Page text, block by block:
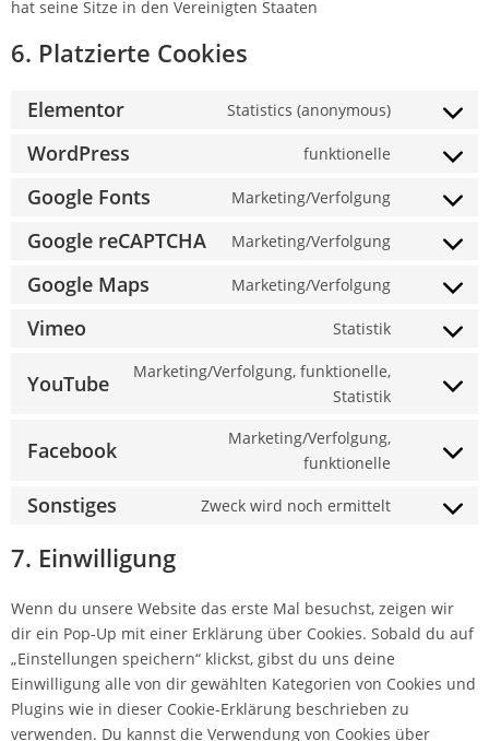
hat seine Sitze in den Vereinigten Staaten
6. Platzierte Cookies
Elementor Statistics (anonymous)
WordPress funktionelle
Google Fonts Marketing/Verfolgung
Google reCAPTCHA Marketing/Verfolgung
Google Maps Marketing/Verfolgung
Vimeo Statistik
YouTube
Marketing/Verfolgung, funktionelle,
Statistik
Facebook
Marketing/Verfolgung,
funktionelle
Sonstiges Zweck wird noch ermittelt
7. Einwilligung
Wenn du unsere Website das erste Mal besuchst, zeigen wir
dir ein Pop-Up mit einer Erklärung über Cookies. Sobald du auf
„Einstellungen speichern“ klickst, gibst du uns deine
Einwilligung alle von dir gewählten Kategorien von Cookies und
Plugins wie in dieser Cookie-Erklärung beschrieben zu
verwenden. Du kannst die Verwendung von Cookies über